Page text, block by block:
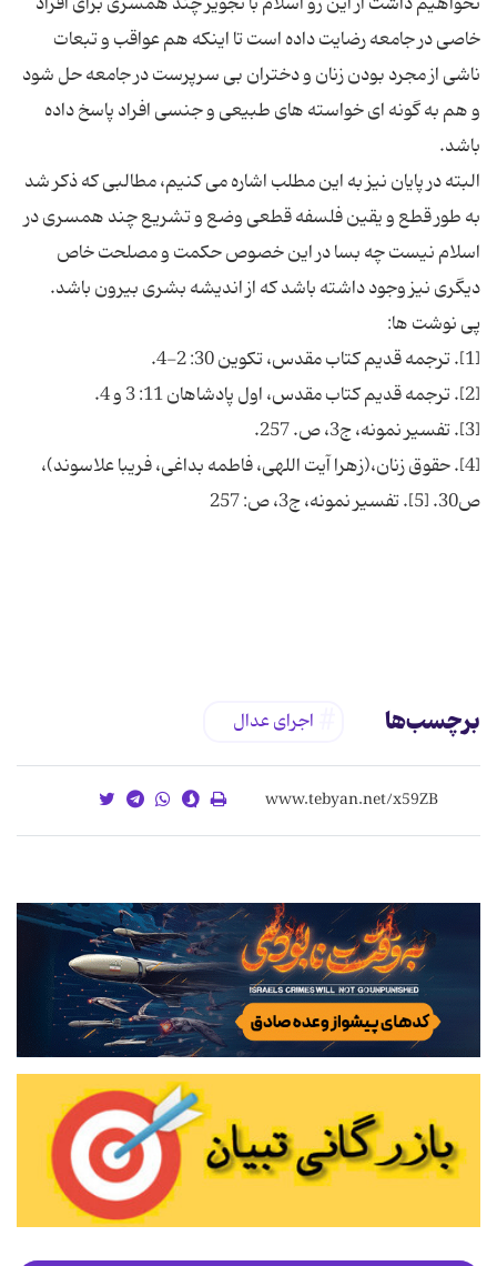
خاصی در جامعه رضایت داده است تا اینکه هم عواقب و تبعات
ناشی از مجرد بودن زنان و دختران بی سرپرست در جامعه حل شود
و هم به گونه ای خواسته های طبیعی و جنسی افراد پاسخ داده
البته در پایان نیز به این مطلب اشاره می کنیم، مطالبی که ذکر شد
به طور قطع و یقین فلسفه قطعی وضع و تشریع چند همسری در
اسلام نیست چه بسا در این خصوص حکمت و مصلحت خاص
[4]. حقوق زنان،(زهرا آیت اللهی، فاطمه بداغی، فریبا علاسوند)،
برچسب‌ها اجرای عدال